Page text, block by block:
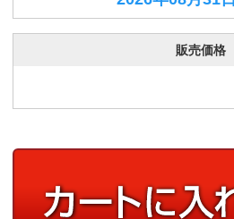
販売価格